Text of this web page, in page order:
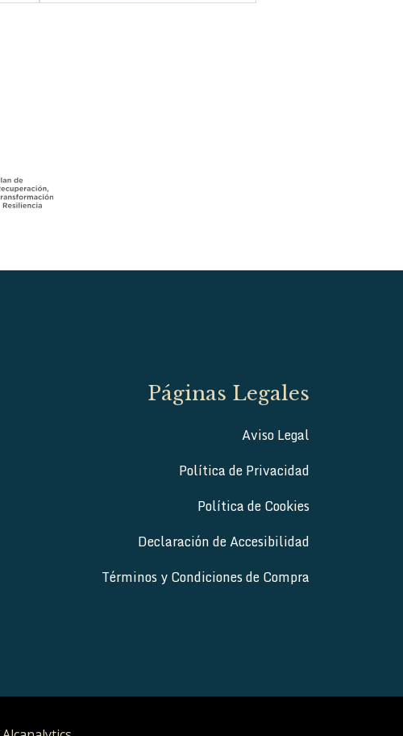
Páginas Legales
Aviso Legal
Política de Privacidad
Política de Cookies
Declaración de Accesibilidad
Términos y Condiciones de Compra